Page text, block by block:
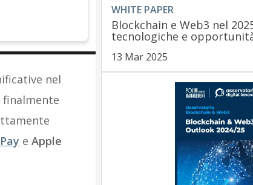
nel
e Apple
WHITE PAPER
Blockchain e Web3 nel
tecnologiche e
13 Mar 2025